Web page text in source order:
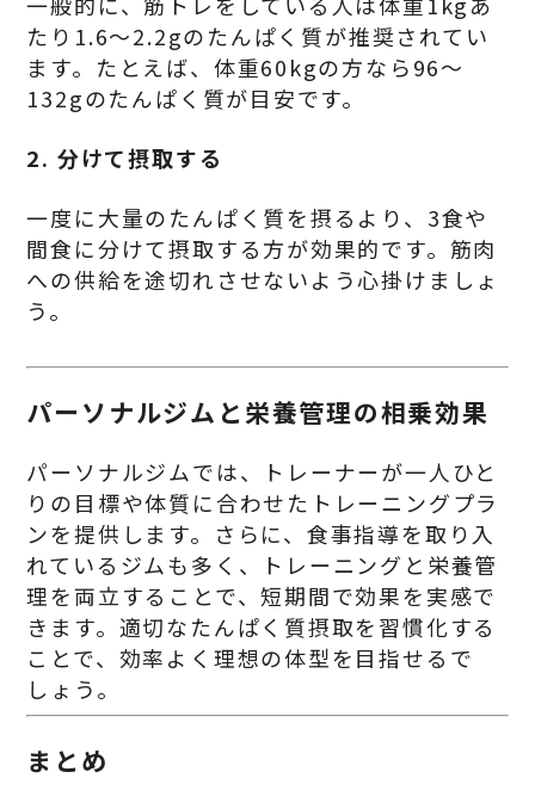
たり1.6～2.2gのたんぱく質が推奨されてい
ます。たとえば、体重60kgの方なら96～
132gのたんぱく質が目安です。
2. 分けて摂取する
一度に大量のたんぱく質を摂るより、3食や
間食に分けて摂取する方が効果的です。筋肉
への供給を途切れさせないよう心掛けましょ
う。
パーソナルジムと栄養管理の相乗効果
パーソナルジムでは、トレーナーが一人ひと
りの目標や体質に合わせたトレーニングプラ
ンを提供します。さらに、食事指導を取り入
れているジムも多く、トレーニングと栄養管
理を両立することで、短期間で効果を実感で
きます。適切なたんぱく質摂取を習慣化する
ことで、効率よく理想の体型を目指せるで
しょう。
まとめ